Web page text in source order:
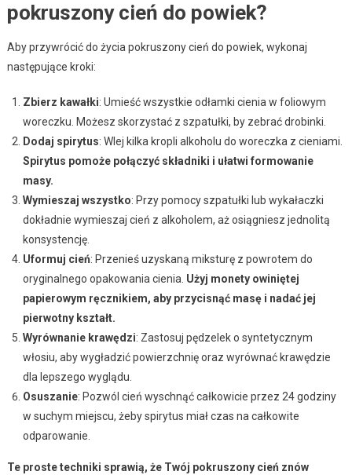
pokruszony cień do powiek?
Aby przywrócić do życia pokruszony cień do powiek, wykonaj
następujące kroki:
Zbierz kawałki: Umieść wszystkie odłamki cienia w foliowym
woreczku. Możesz skorzystać z szpatułki, by zebrać drobinki.
Dodaj spirytus: Wlej kilka kropli alkoholu do woreczka z cieniami.
Spirytus pomoże połączyć składniki i ułatwi formowanie
masy.
Wymieszaj wszystko: Przy pomocy szpatułki lub wykałaczki
dokładnie wymieszaj cień z alkoholem, aż osiągniesz jednolitą
konsystencję.
Uformuj cień: Przenieś uzyskaną miksturę z powrotem do
oryginalnego opakowania cienia. Użyj monety owiniętej
papierowym ręcznikiem, aby przycisnąć masę i nadać jej
pierwotny kształt.
Wyrównanie krawędzi: Zastosuj pędzelek o syntetycznym
włosiu, aby wygładzić powierzchnię oraz wyrównać krawędzie
dla lepszego wyglądu.
Osuszanie: Pozwól cień wyschnąć całkowicie przez 24 godziny
w suchym miejscu, żeby spirytus miał czas na całkowite
odparowanie.
Te proste techniki sprawią, że Twój pokruszony cień znów